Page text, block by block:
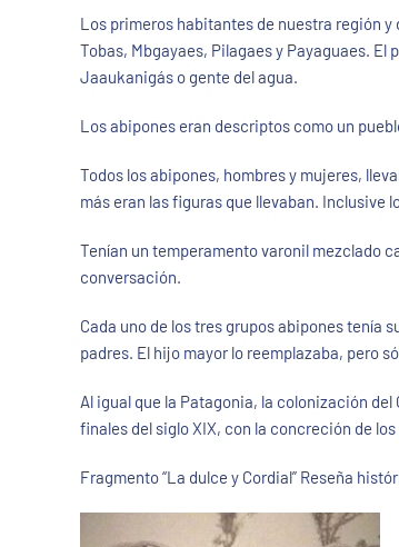
Los primeros habitantes de nuestra región
Tobas, Mbgayaes, Pilagaes y Payaguaes.
Jaaukanigás o gente del agua.
Los abipones eran descriptos como un
Todos los abipones, hombres y mujeres,
más eran las figuras que llevaban. Inclusive
Tenían un temperamento varonil mezclado
conversación.
Cada uno de los tres grupos abipones tenía
padres. El hijo mayor lo reemplazaba, pero
Al igual que la Patagonia, la colonización
finales del siglo XIX, con la concreción de
Fragmento “La dulce y Cordial” Reseña